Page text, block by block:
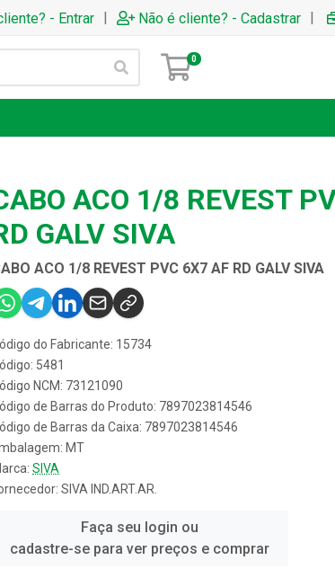
- Entrar | Não é cliente? - Cadastrar |
0
ACO 1/8 REVEST
GALV SIVA
ACO 1/8 REVEST PVC 6X7 AF RD GALV SIVA
do Fabricante: 15734
5481
NCM: 73121090
de Barras do Produto: 7897023814546
de Barras da Caixa: 7897023814546
MT
SIVA
SIVA IND.ART.AR.
Faça seu login ou
cadastre-se para ver preços e comprar